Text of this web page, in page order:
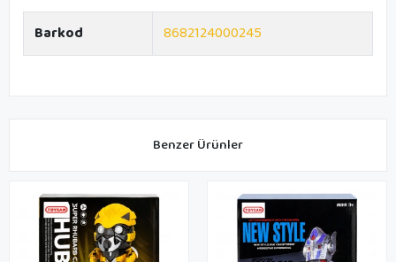
Barkod 8682124000245
Benzer Ürünler